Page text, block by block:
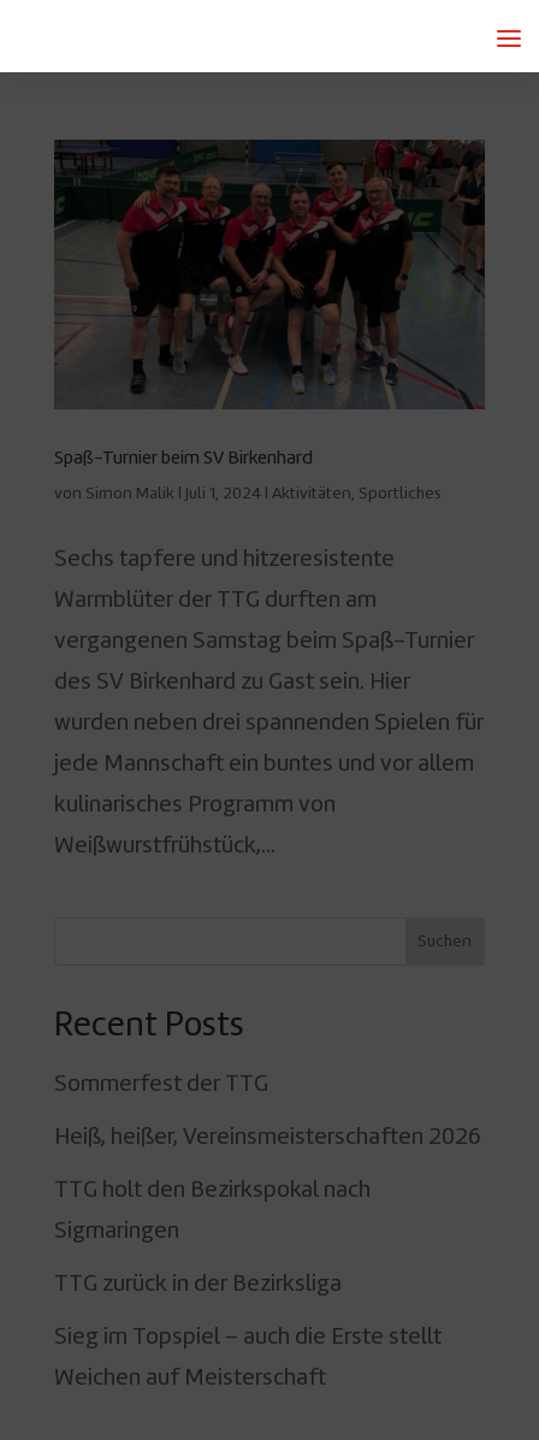
Spaß-Turnier beim SV Birkenhard
von Simon Malik Juli 1, 2024| Aktivitäten, Sportliches
Sechs tapfere und hitzeresistente
Warmblüter der TTG durften am
vergangenen Samstag beim Spaß-Turnier
des SV Birkenhard zu Gast sein. Hier
wurden neben drei spannenden Spielen für
jede Mannschaft ein buntes und vor allem
kulinarisches Programm von
Weißwurstfrühstück,...
Suchen
Recent Posts
Sommerfest der TTG
Heiß, heißer, Vereinsmeisterschaften 2026
TTG holt den Bezirkspokal nach
Sigmaringen
TTG zurück in der Bezirksliga
Sieg im Topspiel – auch die Erste stellt
Weichen auf Meisterschaft